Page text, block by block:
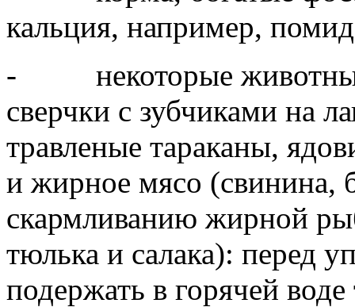
кальция, например,
- некоторые животные
сверчки с зубчиками на
травленые тараканы,
и жирное мясо (свинина,
скармливанию жирной
тюлька и салака): перед
подержать в горячей